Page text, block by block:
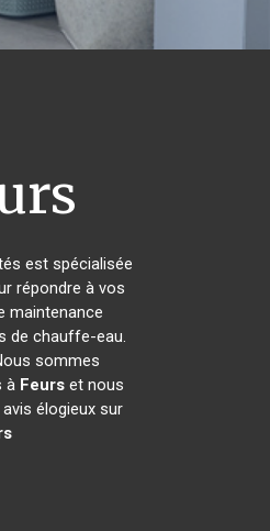
est spécialisée
répondre à vos
maintenance
de chauffe-eau.
sommes
à Feurs et nous
élogieux sur